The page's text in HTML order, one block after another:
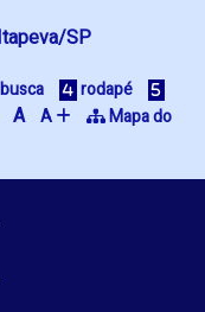
SP
busca
rodapé
A A
Mapa do